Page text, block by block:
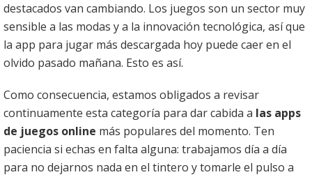
destacados van cambiando. Los juegos son un sector muy
sensible a las modas y a la innovación tecnológica, así que
la app para jugar más descargada hoy puede caer en el
olvido pasado mañana. Esto es así.
Como consecuencia, estamos obligados a revisar
continuamente esta categoría para dar cabida a las apps
de juegos online más populares del momento. Ten
paciencia si echas en falta alguna: trabajamos día a día
para no dejarnos nada en el tintero y tomarle el pulso a